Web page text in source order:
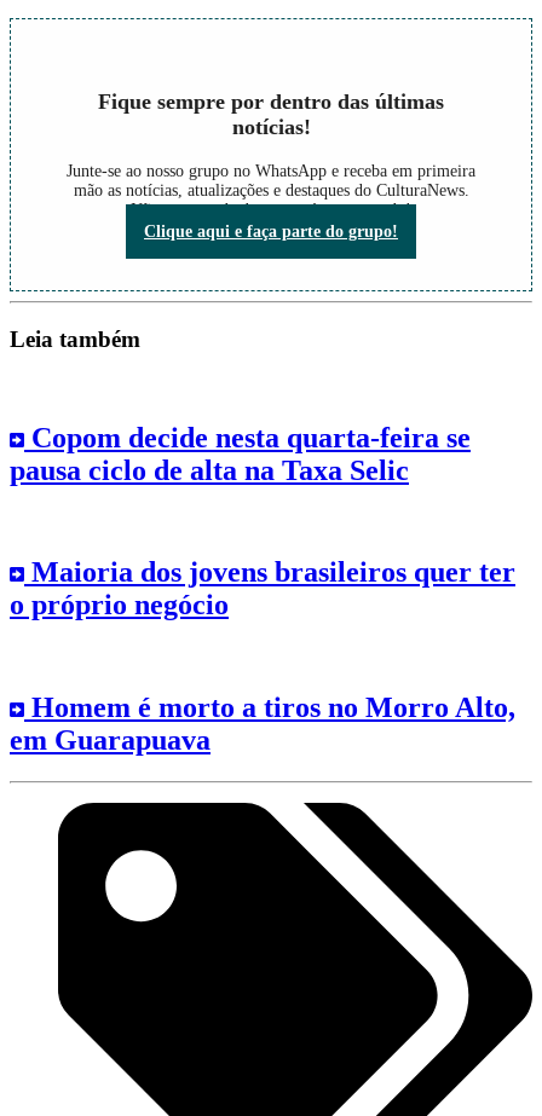
Fique sempre por dentro das últimas
notícias!
Junte-se ao nosso grupo no WhatsApp e receba em primeira
mão as notícias, atualizações e destaques do CulturaNews.
Não perca nada do que está acontecendo!
Clique aqui e faça parte do grupo!
Leia também
Copom decide nesta quarta-feira se
pausa ciclo de alta na Taxa Selic
Maioria dos jovens brasileiros quer ter
o próprio negócio
Homem é morto a tiros no Morro Alto,
em Guarapuava